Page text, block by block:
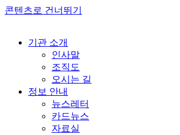
콘텐츠로 건너뛰기
기관 소개
인사말
조직도
오시는 길
정보 안내
뉴스레터
카드뉴스
자료실